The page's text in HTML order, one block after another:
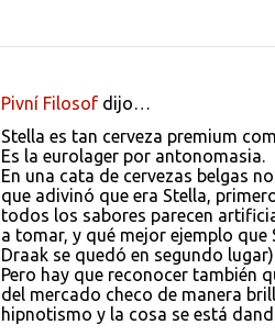
Pivní Filosofdijo…
Stella es tan cerveza premium
Es la eurolager por antonomasia.
En una cata de cervezas belgas
que adivinó que era Stella,
todos los sabores parecen
a tomar, y qué mejor ejemplo que
Draak se quedó en segundo lugar)
Pero hay que reconocer también
del mercado checo de manera
hipnotismo y la cosa se está